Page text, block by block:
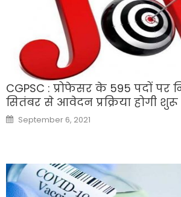
CGPSC : प्रोफेसर के 595 पदों पर
सितंबर से आवेदन प्रक्रिया होगी शुरू
Posted
on
September 6, 2021